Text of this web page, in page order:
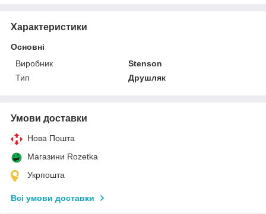
Характеристики
Основні
Виробник
Stenson
Тип
Друшляк
Умови доставки
Нова Пошта
Магазини Rozetka
Укрпошта
Всі умови доставки